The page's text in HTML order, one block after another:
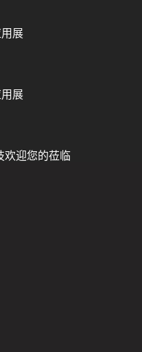
展
展
欢迎您的莅临